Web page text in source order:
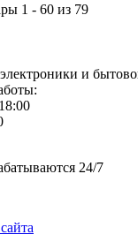
1 - 60 из 79
и
24/7